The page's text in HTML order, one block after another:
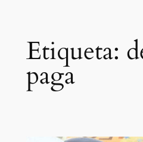
Etiqueta:
paga